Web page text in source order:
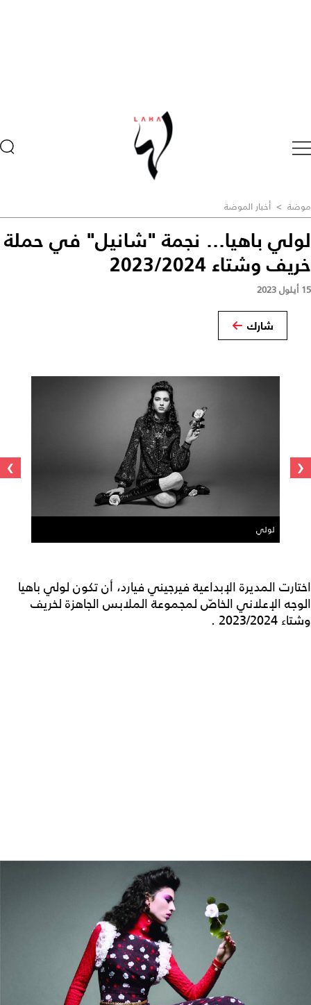
موضة > أخبار الموضة
لولي باهيا... نجمة "شانيل" في حملة
خريف وشتاء 2023/2024
15 أيلول 2023
شارك
لولي
‹
›
اختارت المديرة الإبداعية فيرجيني فيارد، أن تكون لولي باهيا
الوجه الإعلاني الخاصّ لمجموعة الملابس الجاهزة لخريف
وشتاء 2023/2024 .